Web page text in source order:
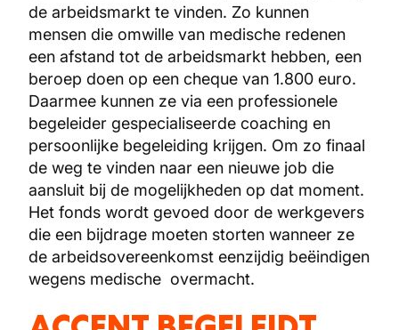
de arbeidsmarkt te vinden. Zo kunnen
mensen die omwille van medische redenen
een afstand tot de arbeidsmarkt hebben, een
beroep doen op een cheque van 1.800 euro.
Daarmee kunnen ze via een professionele
begeleider gespecialiseerde coaching en
persoonlijke begeleiding krijgen. Om zo finaal
de weg te vinden naar een nieuwe job die
aansluit bij de mogelijkheden op dat moment.
Het fonds wordt gevoed door de werkgevers
die een bijdrage moeten storten wanneer ze
de arbeidsovereenkomst eenzijdig beëindigen
wegens medische overmacht.